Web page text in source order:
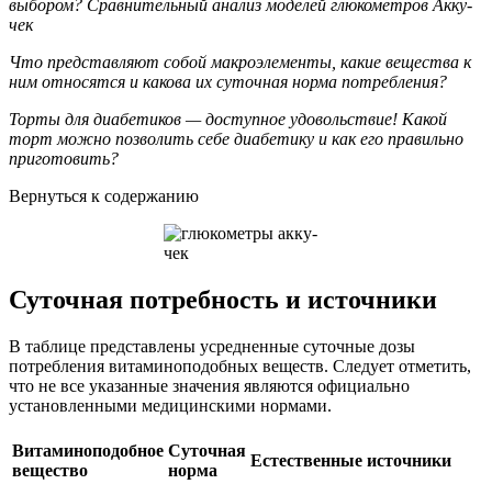
выбором? Сравнительный анализ моделей глюкометров Акку-
чек
Что представляют собой макроэлементы, какие вещества к
ним относятся и какова их суточная норма потребления?
Торты для диабетиков — доступное удовольствие! Какой
торт можно позволить себе диабетику и как его правильно
приготовить?
Вернуться к содержанию
Суточная потребность и источники
В таблице представлены усредненные суточные дозы
потребления витаминоподобных веществ. Следует отметить,
что не все указанные значения являются официально
установленными медицинскими нормами.
Витаминоподобное
вещество
Суточная
норма
Естественные источники